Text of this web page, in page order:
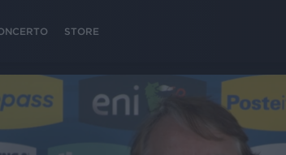
STORE